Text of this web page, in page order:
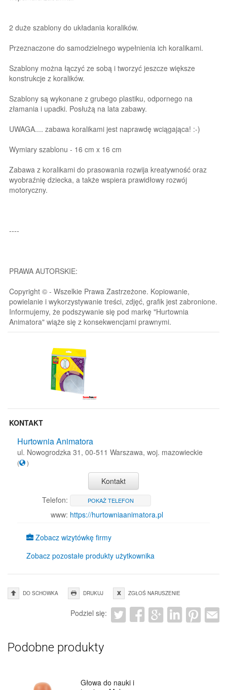
2 duże szablony do układania koralików.
Przeznaczone do samodzielnego wypełnienia ich koralikami.
Szablony można łączyć ze sobą i tworzyć jeszcze większe
konstrukcje z koralików.
Szablony są wykonane z grubego plastiku, odpornego na
złamania i upadki. Posłużą na lata zabawy.
UWAGA.... zabawa koralikami jest naprawdę wciągająca! :-)
Wymiary szablonu - 16 cm x 16 cm
Zabawa z koralikami do prasowania rozwija kreatywność oraz
wyobraźnię dziecka, a także wspiera prawidłowy rozwój
motoryczny.
----
PRAWA AUTORSKIE:
Copyright © - Wszelkie Prawa Zastrzeżone. Kopiowanie,
powielanie i wykorzystywanie treści, zdjęć, grafik jest zabronione.
Informujemy, że podszywanie się pod markę "Hurtownia
Animatora" wiąże się z konsekwencjami prawnymi.
KONTAKT
Hurtownia Animatora
ul. Nowogrodzka 31, 00-511 Warszawa, woj. mazowieckie
( )
Kontakt
Telefon:
POKAŻ TELEFON
www: https://hurtowniaanimatora.pl
Zobacz wizytówkę firmy
Zobacz pozostałe produkty użytkownika
DO SCHOWKA DRUKUJ ZGŁOŚ NARUSZENIE
Podziel się:
Podobne produkty
Głowa do nauki i